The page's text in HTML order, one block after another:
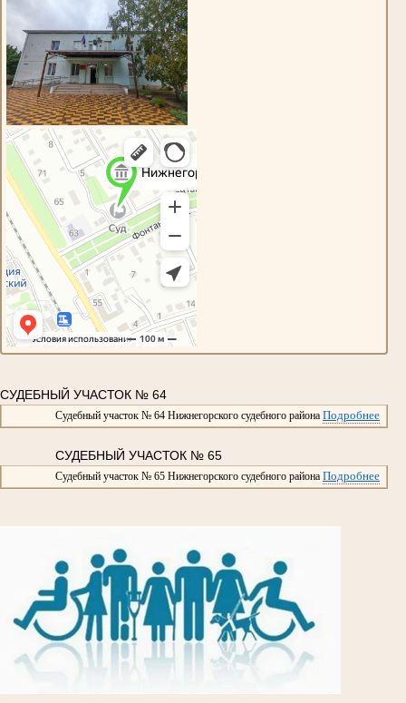
СУДЕБНЫЙ УЧАСТОК № 64
Судебный участок № 64 Нижнегорского судебного района Подробнее
СУДЕБНЫЙ УЧАСТОК № 65
Судебный участок № 65 Нижнегорского судебного района Подробнее